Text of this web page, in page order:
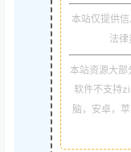
本站仅提供
法
本站资源大
软件不支持
脑，安卓，